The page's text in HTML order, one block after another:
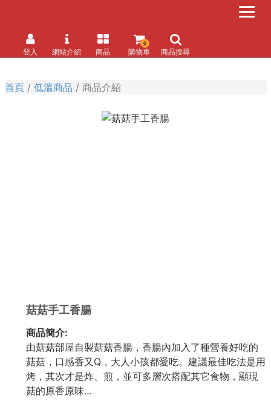
登入 網站介紹 商品 購物車
0
商品搜尋
首頁 低溫商品 商品介紹
菇菇手工香腸
商品簡介:
由菇菇部屋自製菇菇香腸，香腸內加入了種營養好吃的
菇菇，口感香又Q，大人小孩都愛吃。建議最佳吃法是用
烤，其次才是炸、煎，並可多層次搭配其它食物，顯現
菇的原香原味…